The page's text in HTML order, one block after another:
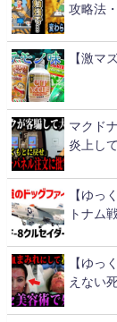
攻略法
【激マ
マクド
炎上し
【ゆっ
トナム
【ゆっ
えない